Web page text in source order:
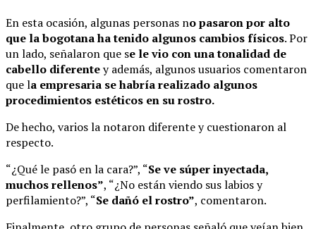
En esta ocasión, algunas personas no pasaron por alto
que la bogotana ha tenido algunos cambios físicos. Por
un lado, señalaron que se le vio con una tonalidad de
cabello diferentey además, algunos usuarios comentaron
que la empresaria se habría realizado algunos
procedimientos estéticos en su rostro.
De hecho, varios la notaron diferente y cuestionaron al
respecto.
“¿Qué le pasó en la cara?”, “Se ve súper inyectada,
muchos rellenos”, “¿No están viendo sus labios y
perfilamiento?”, “Se dañó el rostro”, comentaron.